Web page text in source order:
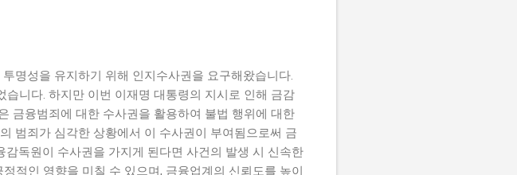
명성을 유지하기 위해 인지수사권을 요구해왔습니다.
니다. 하지만 이번 이재명 대통령의 지시로 인해 금감
금융범죄에 대한 수사권을 활용하여 불법 행위에 대한
범죄가 심각한 상황에서 이 수사권이 부여됨으로써 금
독원이 수사권을 가지게 된다면 사건의 발생 시 신속한
적인 영향을 미칠 수 있으며, 금융업계의 신뢰도를 높이